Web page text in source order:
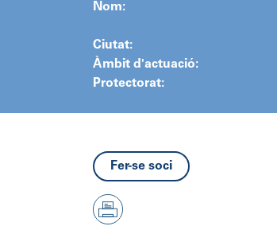
Nom:
Ciutat:
Àmbit d'actuació:
Protectorat:
Fer-se soci